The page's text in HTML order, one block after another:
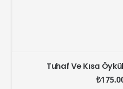
Tuhaf Ve Kısa
₺